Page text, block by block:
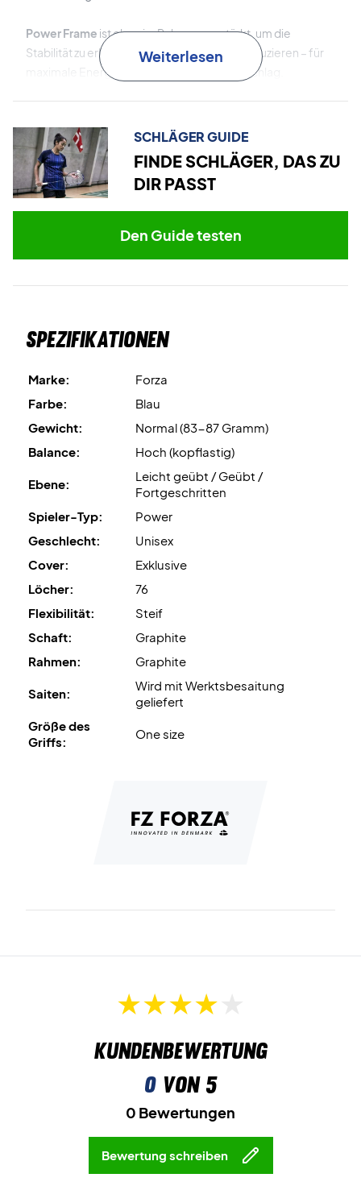
Power Frame ist oben im Rahmen verstärkt, um die
Stabilität zu erhöhen und die Flexibilität zu reduzieren – für
maximale Energieübertragung bei jedem Schlag.
sorgt für eine besonders stabile Konstruktion mit minimaler
Verwindung – für präzise und stabile Schläge auch bei
hohem Tempo.
Schlagfestigkeit des Schlägers – ohne zusätzliches
Slim Shaftreduziert den Luftwiderstand und erhöht die
Master S kaufen!
Leistung empfehlen wir jedoch eine professionelle
Besaitung.
Expertenempfehlung: Für diesen Schläger empfehlen wir
eine Besaitung mit Ashaway Zymax 68 TX bei 10,5 kg Härte.
Weiterlesen
SCHLÄGER GUIDE
FINDE SCHLÄGER, DAS ZU
DIR PASST
Den Guide testen
Spezifikationen
Marke:
Forza
Farbe:
Blau
Gewicht:
Normal (83-87 Gramm)
Balance:
Hoch (kopflastig)
Ebene:
Leicht geübt / Geübt /
Fortgeschritten
Spieler-Typ:
Power
Geschlecht:
Unisex
Cover:
Exklusive
Löcher:
76
Flexibilität:
Steif
Schaft:
Graphite
Rahmen:
Graphite
Saiten:
Wird mit Werktsbesaitung
geliefert
Größe des
Griffs:
One size
Kundenbewertung
0von 5
0 Bewertungen
Bewertung schreiben